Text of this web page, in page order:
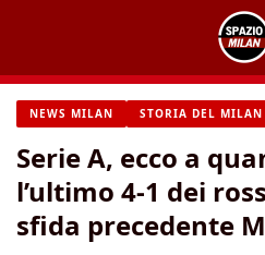
contenuto
NEWS MILAN STORIA DEL MILAN
Serie A, ecco a
l’ultimo 4-1 dei
sfida precedente